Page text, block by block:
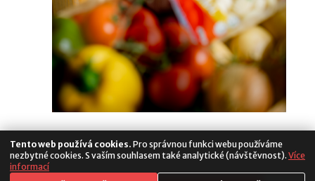
Tento web používá cookies. Pro správnou funkci webu používáme
nezbytné cookies. S vaším souhlasem také analytické (návštěvnost). Více
informací